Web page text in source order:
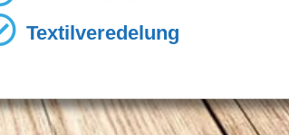
Textilveredelung